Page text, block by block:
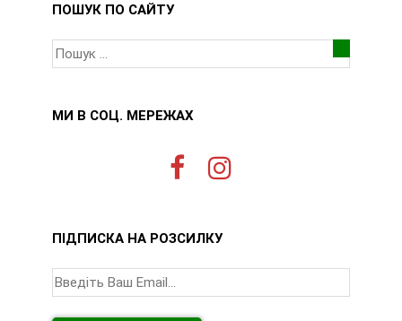
ПОШУК ПО САЙТУ
МИ В СОЦ. МЕРЕЖАХ
ПІДПИСКА НА РОЗСИЛКУ